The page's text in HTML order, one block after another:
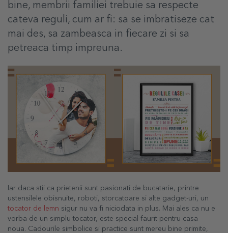
bine, membrii familiei trebuie sa respecte
cateva reguli, cum ar fi: sa se imbratiseze cat
mai des, sa zambeasca in fiecare zi si sa
petreaca timp impreuna.
Iar daca stii ca prietenii sunt pasionati de bucatarie, printre
ustensilele obisnuite, roboti, storcatoare si alte gadget-uri, un
tocator de lemn sigur nu va fi niciodata in plus. Mai ales ca nu e
vorba de un simplu tocator, este special faurit pentru casa
noua. Cadourile simbolice si practice sunt mereu bine primite,